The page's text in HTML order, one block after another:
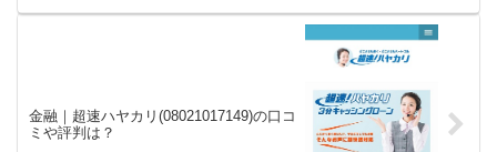
金融｜超速ハヤカリ(08021017149)の口コ
ミや評判は？